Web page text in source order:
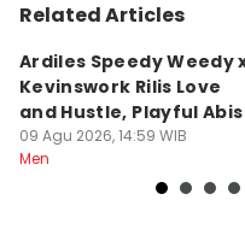
Related Articles
Ardiles Speedy Weedy
Kevinswork Rilis Love
and Hustle, Playful
09 Agu 2026, 14:59 WIB
Men